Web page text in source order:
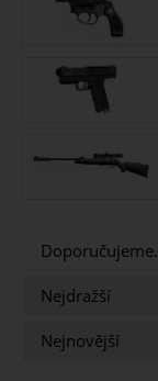
Doporučujeme.
Nejdražší
Nejnovější